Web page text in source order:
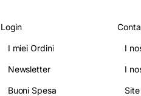
Login
I miei Ordini
Newsletter
Buoni Spesa
I
I